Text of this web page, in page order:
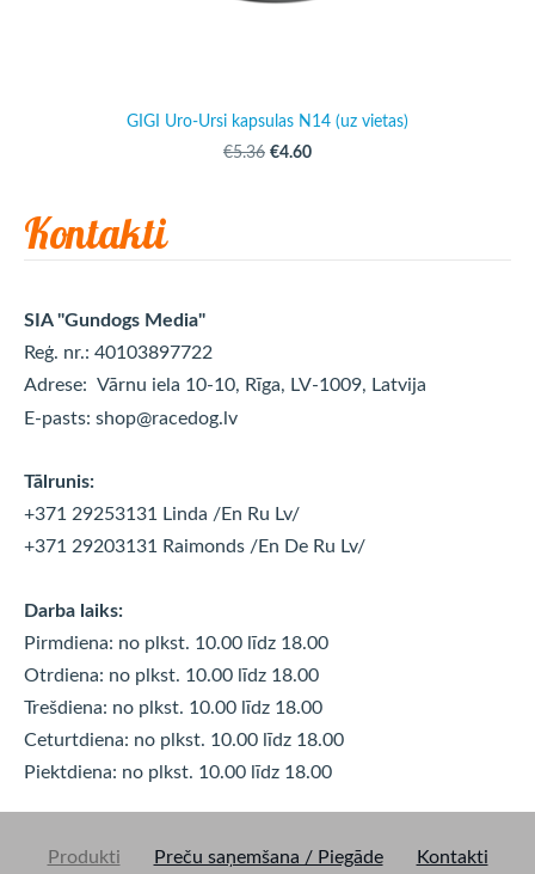
Kontakti
SIA "Gundogs Media"
Reģ. nr.: 40103897722
Adrese: Vārnu iela 10-10, Rīga, LV-1009, Latvija
E-pasts: shop@racedog.lv
Tālrunis:
+371 29253131 Linda /En Ru Lv/
+371 29203131 Raimonds /En De Ru Lv/
Darba laiks:
Pirmdiena: no plkst. 10.00 līdz 18.00
Otrdiena: no plkst. 10.00 līdz 18.00
Trešdiena: no plkst. 10.00 līdz 18.00
Ceturtdiena: no plkst. 10.00 līdz 18.00
Piektdiena: no plkst. 10.00 līdz 18.00
GIGI Uro-Ursi kapsulas N14 (uz vietas)
€5.36 €4.60
Produkti Preču saņemšana / Piegāde Kontakti